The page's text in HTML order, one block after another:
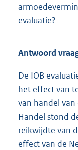
evaluatie?
Antwoord
De IOB
het effect van
van handel
Handel stond
reikwijdte van
effect van de